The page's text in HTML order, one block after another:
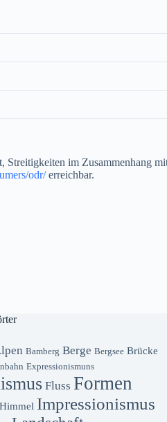
Streitigkeiten im Zusammenhang
odr/erreichbar.
Bamberg Berge Bergsee Brücke
Expressionismuns
Fluss Formen
Himmel Impressionismus